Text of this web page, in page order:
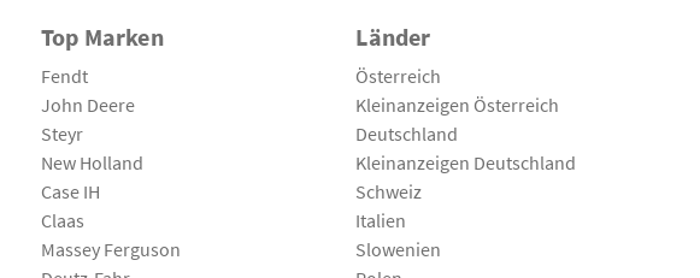
Top Marken
Fendt
John Deere
Steyr
New Holland
Case IH
Claas
Massey Ferguson
Länder
Österreich
Kleinanzeigen Österreich
Deutschland
Kleinanzeigen Deutschland
Schweiz
Italien
Slowenien